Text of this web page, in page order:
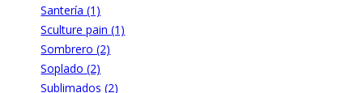
Santería (1)
Sculture pain (1)
Sombrero (2)
Soplado (2)
Sublimados (2)